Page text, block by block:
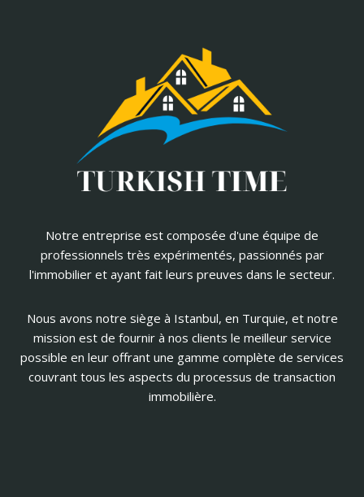
Notre entreprise est composée d'une équipe de
professionnels très expérimentés, passionnés par
l'immobilier et ayant fait leurs preuves dans le secteur.
Nous avons notre siège à Istanbul, en Turquie, et notre
mission est de fournir à nos clients le meilleur service
possible en leur offrant une gamme complète de services
couvrant tous les aspects du processus de transaction
immobilière.